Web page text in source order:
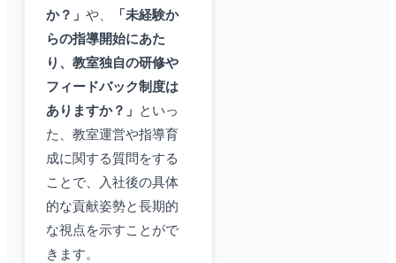
か？」 や、
「未経験か
らの指導開始にあた
り、教室独自の研修や
フィードバック制度は
ありますか？」
といっ
た、教室運営や指導育
成に関する質問をする
ことで、入社後の具体
的な貢献姿勢と長期的
な視点を示すことがで
きます。